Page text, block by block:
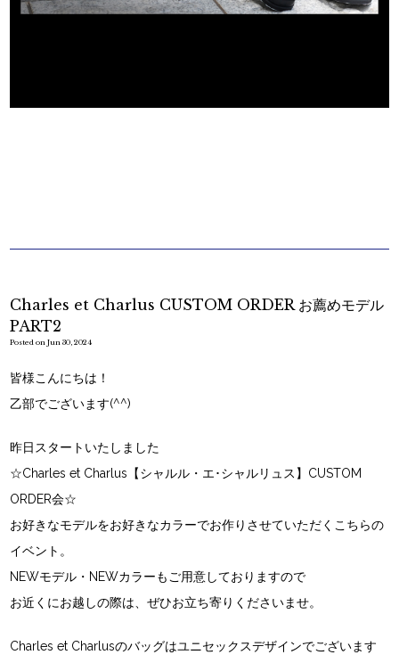
Charles et Charlus CUSTOM ORDER お薦めモデル
PART2
Posted on Jun 30, 2024
皆様こんにちは！
乙部でございます(^^)
昨日スタートいたしました
☆Charles et Charlus【シャルル・エ･シャルリュス】CUSTOM
ORDER会☆
お好きなモデルをお好きなカラーでお作りさせていただくこちらの
イベント。
NEWモデル・NEWカラーもご用意しておりますので
お近くにお越しの際は、ぜひお立ち寄りくださいませ。
Charles et Charlusのバッグはユニセックスデザインでございます